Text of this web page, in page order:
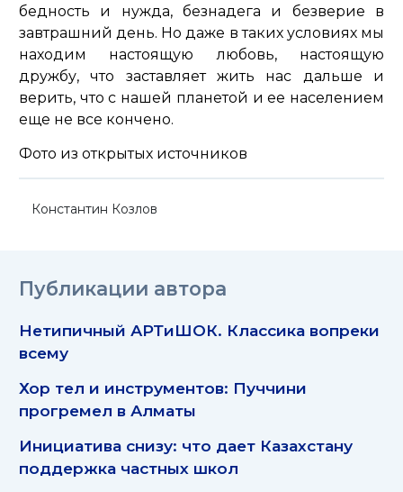
бедность и нужда, безнадега и безверие в
завтрашний день. Но даже в таких условиях мы
находим настоящую любовь, настоящую
дружбу, что заставляет жить нас дальше и
верить, что с нашей планетой и ее населением
еще не все кончено.
Фото из открытых источников
Константин Козлов
Публикации автора
Нетипичный АРТиШОК. Классика вопреки
всему
Хор тел и инструментов: Пуччини
прогремел в Алматы
Инициатива снизу: что дает Казахстану
поддержка частных школ